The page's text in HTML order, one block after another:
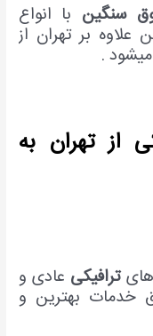
سنگین با انواع
بر تهران از
.
از تهران به
هایترافیکی عادی و
خدمات بهترین و